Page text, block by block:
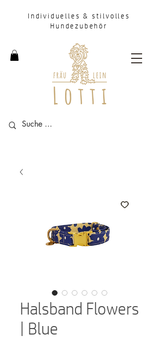
Individuelles & stilvolles
Hundezubehör
Halsband Flowers
| Blue